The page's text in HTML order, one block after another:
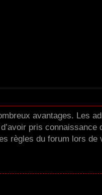
avantages. Les
pris connaissance
règles du forum lors de